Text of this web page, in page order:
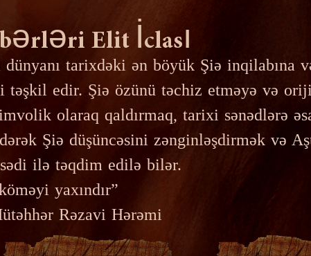
Elit İclası
tarixdəki ən böyük Şiə inqilabına
təşkil edir. Şiə özünü təchiz etməyə və
olaraq qaldırmaq, tarixi sənədlərə
Şiə düşüncəsini zənginləşdirmək və
ilə təqdim edilə bilər.
yaxındır”
Rəzavi Hərəmi